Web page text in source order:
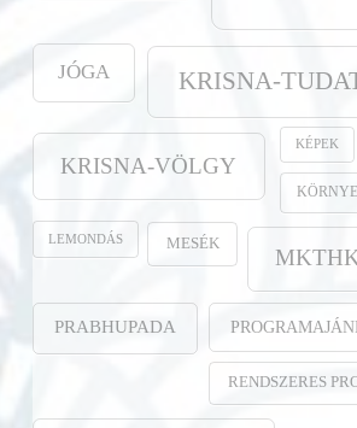
JÓGA KRISNA-
KRISNA-VÖLGY
KÉPEK
LEMONDÁS MESÉK
PRABHUPADA
RENDSZERES